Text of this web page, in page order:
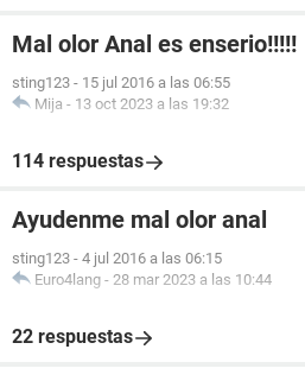
Mal olor Anal es enserio!!!!!
sting123 - 15 jul 2016 a las 06:55
Mija - 13 oct 2023 a las 19:32
114 respuestas
Ayudenme mal olor anal
sting123 - 4 jul 2016 a las 06:15
Euro4lang - 28 mar 2023 a las 10:44
22 respuestas